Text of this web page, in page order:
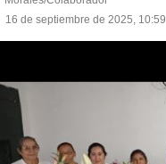
16 de septiembre de 2025, 10:59